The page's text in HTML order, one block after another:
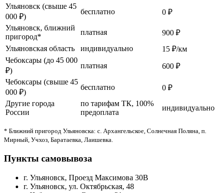
Ульяновск (свыше 45
000 ₽)
бесплатно
0 ₽
Ульяновск, ближний
пригород*
платная
900 ₽
Ульяновская область
индивидуально
15 ₽/км
Чебоксары (до 45 000
₽)
платная
600 ₽
Чебоксары (свыше 45
000 ₽)
бесплатно
0 ₽
Другие города
России
по тарифам ТК, 100%
предоплата
индивидуально
* Ближний пригород Ульяновска: с. Архангельское, Солнечная Поляна, п.
Мирный, Учхоз, Баратаевка, Лаишевка.
Пункты самовывоза
г. Ульяновск, Проезд Максимова 30В
г. Ульяновск, ул. Октябрьская, 48